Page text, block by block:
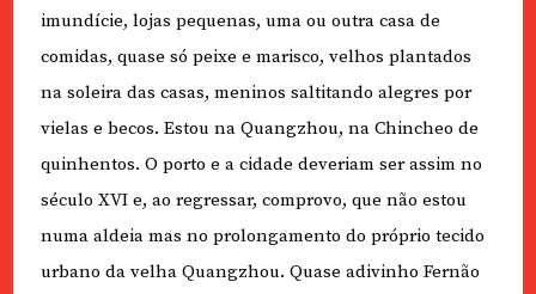
imundície, lojas pequenas, uma ou outra casa de
comidas, quase só peixe e marisco, velhos plantados
na soleira das casas, meninos saltitando alegres por
vielas e becos. Estou na Quangzhou, na Chincheo de
quinhentos. O porto e a cidade deveriam ser assim no
século XVI e, ao regressar, comprovo, que não estou
numa aldeia mas no prolongamento do próprio tecido
urbano da velha Quangzhou. Quase adivinho Fernão